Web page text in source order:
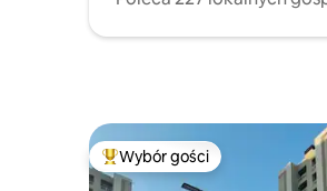
Najpopularniejsze z kategorii
Wybór gości